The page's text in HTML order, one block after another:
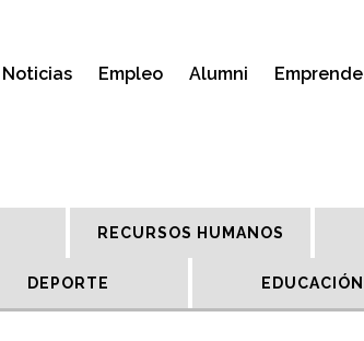
Noticias Empleo Alumni Emprende
RECURSOS HUMANOS
DEPORTE EDUCACIÓN